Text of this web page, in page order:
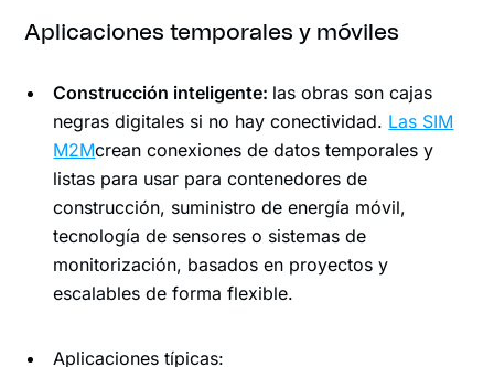
Aplicaciones temporales y móviles
Construcción inteligente: las obras son cajas
negras digitales si no hay conectividad. Las SIM
M2Mcrean conexiones de datos temporales y
listas para usar para contenedores de
construcción, suministro de energía móvil,
tecnología de sensores o sistemas de
monitorización, basados en proyectos y
escalables de forma flexible.
Aplicaciones típicas: